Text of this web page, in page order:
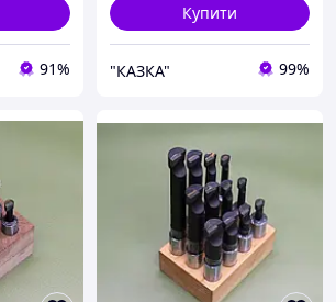
91%
Купити
"КАЗКА" 99%